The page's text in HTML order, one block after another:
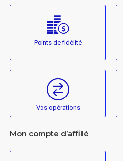
Points de fidélité
Vos opérations
Mon compte d’affilié